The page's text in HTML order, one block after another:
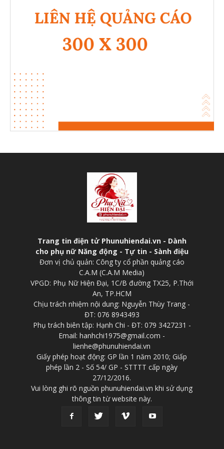
Trang tin điện tử Phunuhiendai.vn - Dành
cho phụ nữ Năng động - Tự tin - Sành điệu
Đơn vị chủ quản: Công ty cổ phần quảng cáo
C.A.M (C.A.M Media)
VPGD: Phụ Nữ Hiện Đại, 1C/B đường TX25, P.Thới
An, TP.HCM
Chịu trách nhiệm nội dung: Nguyễn Thùy Trang -
ĐT: 076 8943493
Phụ trách biên tập: Hạnh Chi - ĐT: 079 3427231 -
Email: hanhchi1975@gmail.com -
lienhe@phunuhiendai.vn
Giấy phép hoạt động: GP lần 1 năm 2010; Giấp
phép lần 2 - Số 54/ GP - STTTT cấp ngày
27/12/2016.
Vui lòng ghi rõ nguồn phunuhiendai.vn khi sử dụng
thông tin từ website này.